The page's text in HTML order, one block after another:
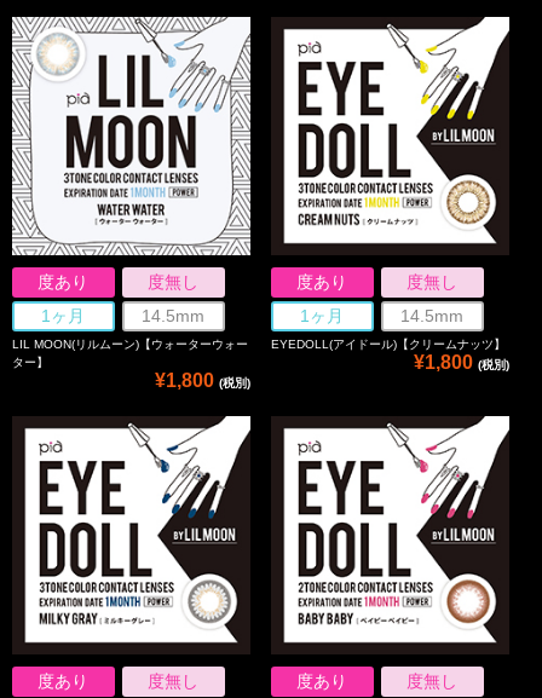
度あり
度無し
1ヶ月
14.5mm
LIL MOON(リルムーン)【ウォーターウォー
ター】
¥1,800 (税別)
度あり
度無し
1ヶ月
14.5mm
EYEDOLL(アイドール)【クリームナッツ】
¥1,800 (税別)
度あり
度無し
度あり
度無し